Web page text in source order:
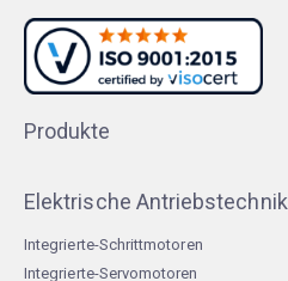
Produkte
Elektrische Antriebstechnik
Integrierte-Schrittmotoren
Integrierte-Servomotoren